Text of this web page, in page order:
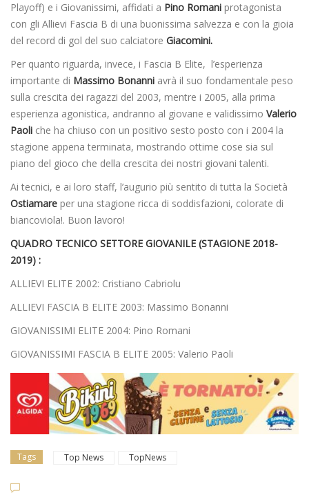
Playoff) e i Giovanissimi, affidati a Pino Romani protagonista
con gli Allievi Fascia B di una buonissima salvezza e con la gioia
del record di gol del suo calciatore Giacomini.
Per quanto riguarda, invece, i Fascia B Elite, l’esperienza
importante di Massimo Bonanni avrà il suo fondamentale peso
sulla crescita dei ragazzi del 2003, mentre i 2005, alla prima
esperienza agonistica, andranno al giovane e validissimo Valerio
Paoli che ha chiuso con un positivo sesto posto con i 2004 la
stagione appena terminata, mostrando ottime cose sia sul
piano del gioco che della crescita dei nostri giovani talenti.
Ai tecnici, e ai loro staff, l’augurio più sentito di tutta la Società
Ostiamare per una stagione ricca di soddisfazioni, colorate di
biancoviola!. Buon lavoro!
QUADRO TECNICO SETTORE GIOVANILE (STAGIONE 2018-
2019) :
ALLIEVI ELITE 2002: Cristiano Cabriolu
ALLIEVI FASCIA B ELITE 2003: Massimo Bonanni
GIOVANISSIMI ELITE 2004: Pino Romani
GIOVANISSIMI FASCIA B ELITE 2005: Valerio Paoli
Tags Top News TopNews